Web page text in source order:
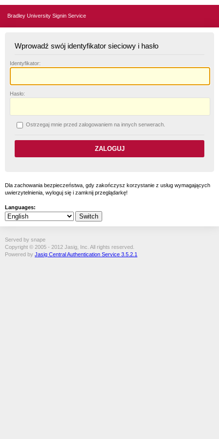
Bradley University Signin Service
Wprowadź swój identyfikator sieciowy i hasło
Identyfikator:
Hasło:
Ostrzegaj mnie przed zalogowaniem na innych serwerach.
Dla zachowania bezpieczeństwa, gdy zakończysz korzystanie z usług wymagających
uwierzytelnienia, wyloguj się i zamknij przeglądarkę!
Languages:
Served by snape
Copyright © 2005 - 2012 Jasig, Inc. All rights reserved.
Powered by Jasig Central Authentication Service 3.5.2.1